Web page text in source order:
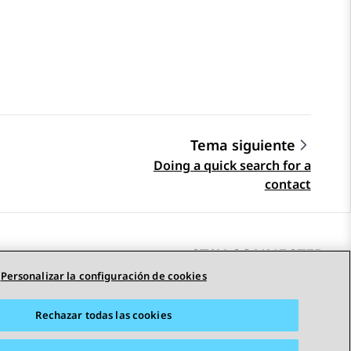
Tema siguiente
Doing a quick search for a
contact
STAY CONNECTED
Accesibilidad © 2026 Avaya LLC
Personalizar la configuración de cookies
Rechazar todas las cookies